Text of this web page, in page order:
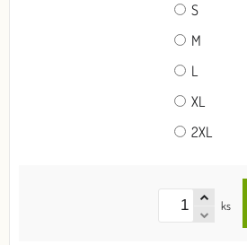
S
M
L
XL
2XL
ks